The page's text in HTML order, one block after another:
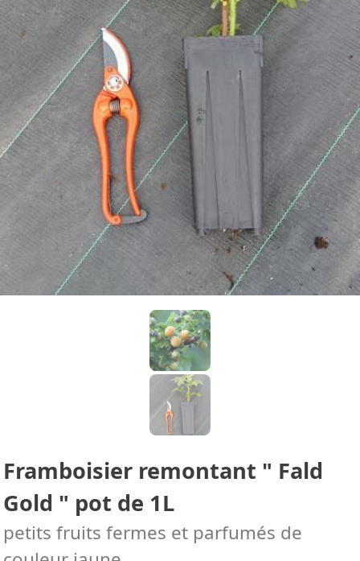
Framboisier remontant " Fald
Gold " pot de 1L
petits fruits fermes et parfumés de